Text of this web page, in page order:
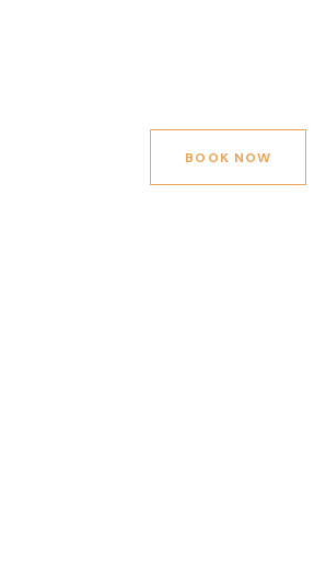
BOOK NOW